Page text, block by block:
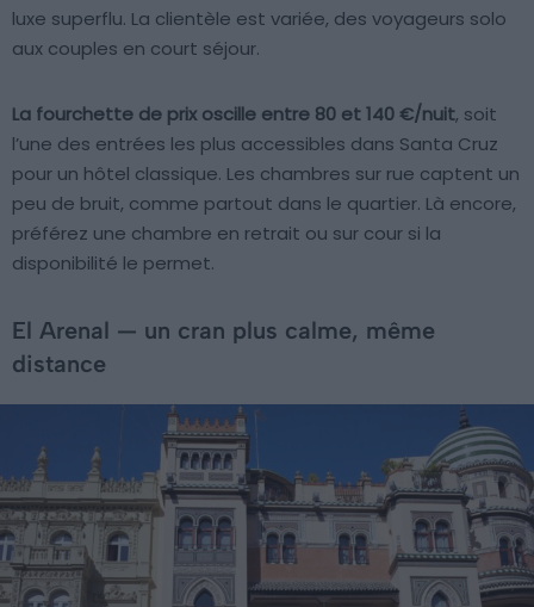
luxe superflu. La clientèle est variée, des voyageurs solo
aux couples en court séjour.
La fourchette de prix oscille entre 80 et 140 €/nuit, soit
l’une des entrées les plus accessibles dans Santa Cruz
pour un hôtel classique. Les chambres sur rue captent un
peu de bruit, comme partout dans le quartier. Là encore,
préférez une chambre en retrait ou sur cour si la
disponibilité le permet.
El Arenal — un cran plus calme, même
distance